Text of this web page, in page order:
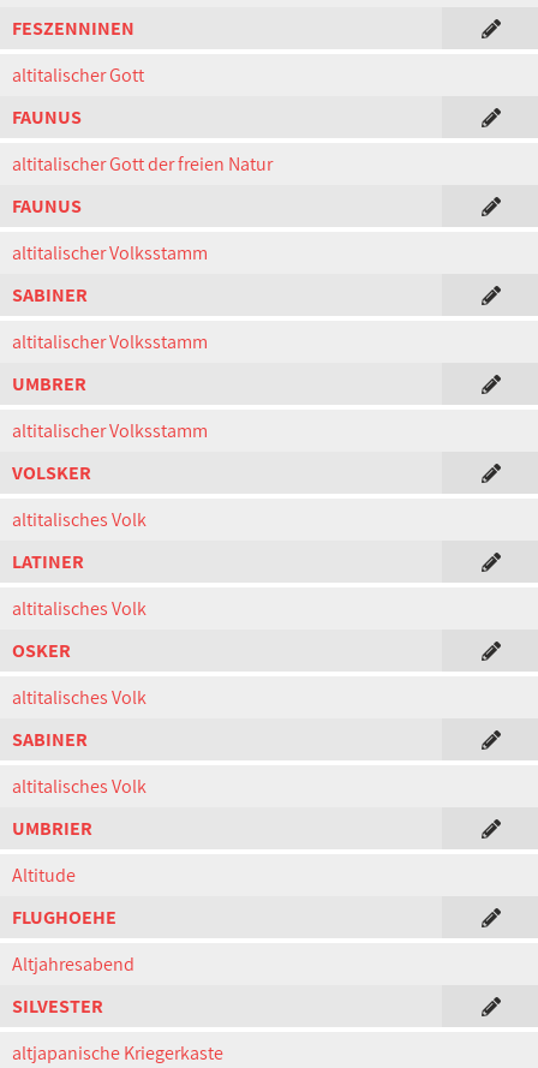
FESZENNINEN
altitalischer Gott
FAUNUS
altitalischer Gott der freien Natur
FAUNUS
altitalischer Volksstamm
SABINER
altitalischer Volksstamm
UMBRER
altitalischer Volksstamm
VOLSKER
altitalisches Volk
LATINER
altitalisches Volk
OSKER
altitalisches Volk
SABINER
altitalisches Volk
UMBRIER
Altitude
FLUGHOEHE
Altjahresabend
SILVESTER
altjapanische Kriegerkaste